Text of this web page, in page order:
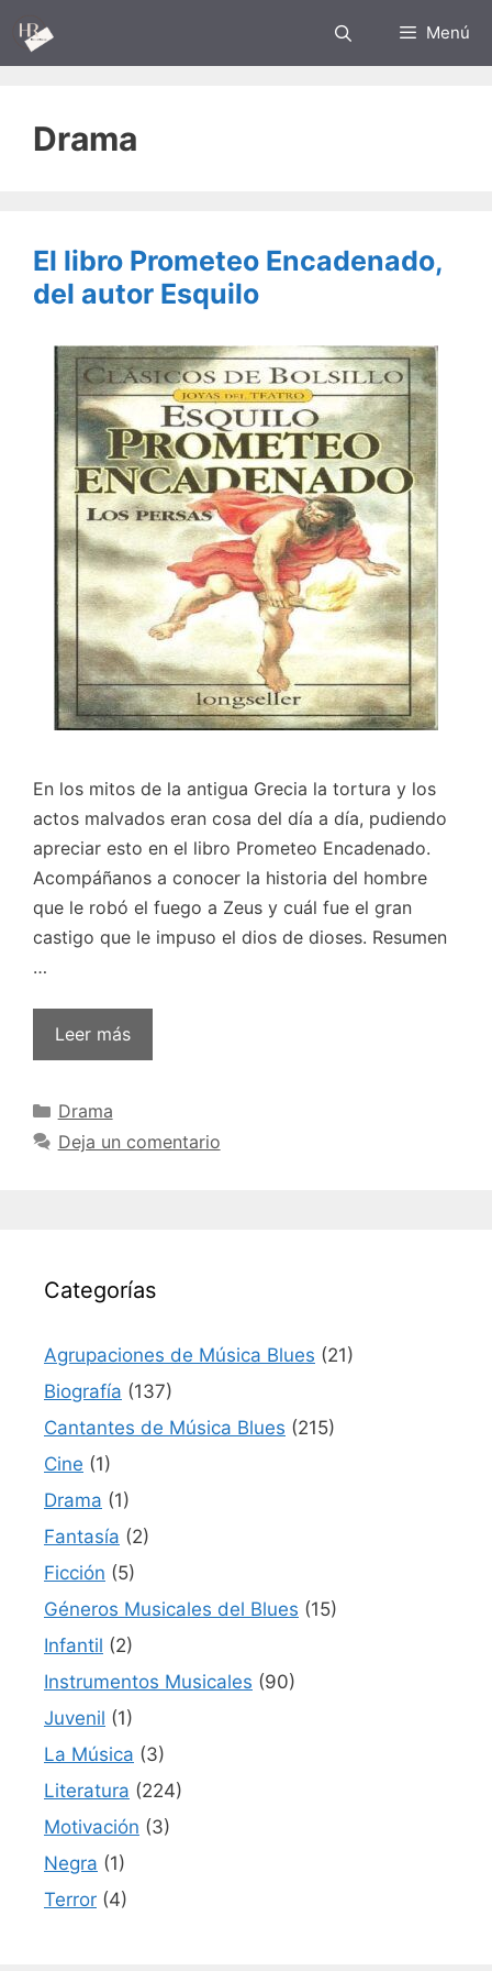
Saltar
contenido
Menú
Drama
El libro Prometeo Encadenado,
del autor Esquilo
En los mitos de la antigua Grecia la tortura y los
actos malvados eran cosa del día a día, pudiendo
apreciar esto en el libro Prometeo Encadenado.
Acompáñanos a conocer la historia del hombre
que le robó el fuego a Zeus y cuál fue el gran
castigo que le impuso el dios de dioses. Resumen
…
Leer más
Categorías
Drama
Deja un comentario
Categorías
Agrupaciones de Música Blues (21)
Biografía (137)
Cantantes de Música Blues (215)
Cine (1)
Drama (1)
Fantasía (2)
Ficción (5)
Géneros Musicales del Blues (15)
Infantil (2)
Instrumentos Musicales (90)
Juvenil (1)
La Música (3)
Literatura (224)
Motivación (3)
Negra (1)
Terror (4)